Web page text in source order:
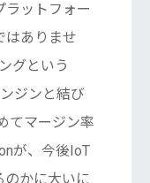
ラットフォー
はありませ
グという
ジンと結び
てマージン率
が、今後IoT
のかに大いに